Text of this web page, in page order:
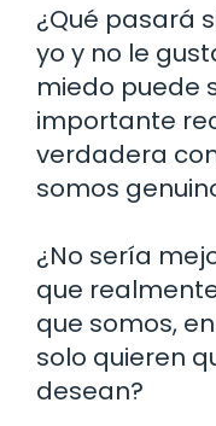
¿Qué pasará
yo y no le
miedo puede
importante
verdadera
somos
¿No sería
que
que somos,
solo quieren
desean?